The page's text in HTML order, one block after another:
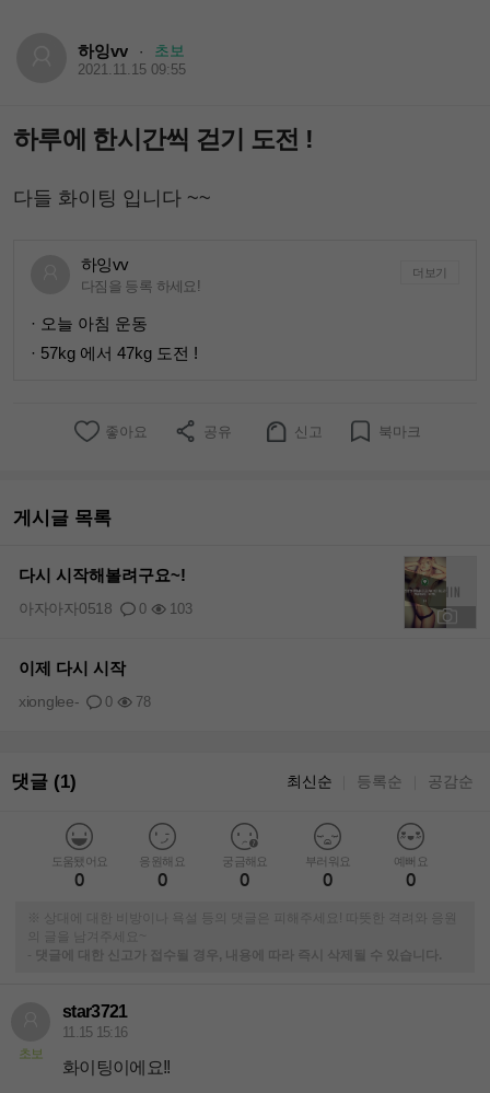
하잉vv · 초보
2021.11.15 09:55
하루에 한시간씩 걷기 도전 !
다들 화이팅 입니다 ~~
하잉vv
다짐을 등록 하세요!
더보기
· 오늘 아침 운동
· 57kg 에서 47kg 도전 !
좋아요 공유 신고 북마크
게시글 목록
다시 시작해볼려구요~!
0 103
아자아자0518
이제 다시 시작
0 78
xionglee-
댓글 (1) 최신순 등록순 공감순
도움됐어요
0
응원해요
0
궁금해요
0
부러워요
0
예뻐요
0
※ 상대에 대한 비방이나 욕설 등의 댓글은 피해주세요! 따뜻한 격려와 응원
의 글을 남겨주세요~
-
댓글에 대한 신고가 접수될 경우, 내용에 따라 즉시 삭제될 수 있습니다.
초보
star3721
11.15 15:16
화이팅이에요!!